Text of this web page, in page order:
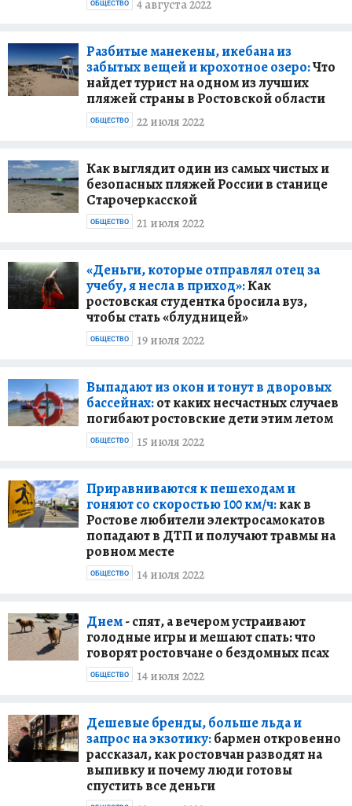
4 августа 2022
ОБЩЕСТВО
Разбитые манекены, икебана из
забытых вещей и крохотное озеро:Что
найдет турист на одном из лучших
пляжей страны в Ростовской области
22 июля 2022
ОБЩЕСТВО
Как выглядит один из самых чистых и
безопасных пляжей России в станице
Старочеркасской
21 июля 2022
ОБЩЕСТВО
«Деньги, которые отправлял отец за
учебу, я несла в приход»:Как
ростовская студентка бросила вуз,
чтобы стать «блудницей»
19 июля 2022
ОБЩЕСТВО
Выпадают из окон и тонут в дворовых
бассейнах:от каких несчастных случаев
погибают ростовские дети этим летом
15 июля 2022
ОБЩЕСТВО
Приравниваются к пешеходам и
гоняют со скоростью 100 км/ч:как в
Ростове любители электросамокатов
попадают в ДТП и получают травмы на
ровном месте
14 июля 2022
ОБЩЕСТВО
Днем- спят, а вечером устраивают
голодные игры и мешают спать: что
говорят ростовчане о бездомных псах
14 июля 2022
ОБЩЕСТВО
Дешевые бренды, больше льда и
запрос на экзотику:бармен откровенно
рассказал, как ростовчан разводят на
выпивку и почему люди готовы
спустить все деньги